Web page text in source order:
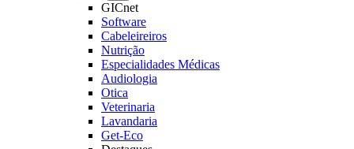
GICnet
Software
Cabeleireiros
Nutrição
Especialidades Médicas
Audiologia
Otica
Veterinaria
Lavandaria
Get-Eco